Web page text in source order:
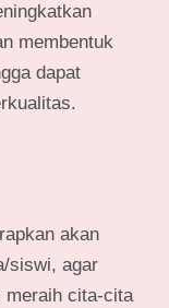
membentuk
dapat
akan
siswi, agar
meraih cita-cita